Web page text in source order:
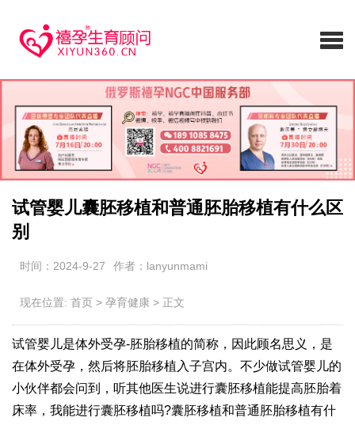
试管婴儿囊胚移植和普通胚胎移植有什么区
别
时间：2024-9-27 作者：lanyunmami
现在位置: 首页 > 孕育健康 > 正文
试管婴儿是体外受孕-胚胎移植的简称，因此顾名思义，是
在体外受孕，然后将胚胎移植入子宫内。不少做试管婴儿的
小伙伴都会问到，听其他医生说进行囊胚移植能提高胚胎着
床率，我能进行囊胚移植吗?囊胚移植和普通胚胎移植有什